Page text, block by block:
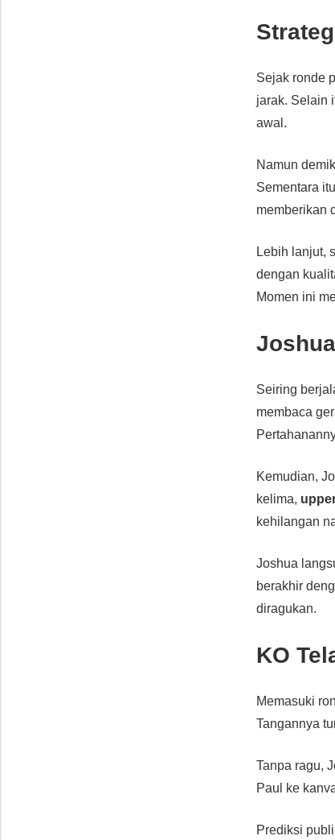
Sejak ronde
jarak. Selain
awal.
Namun
Sementara
memberikan
Lebih lanjut,
dengan
Momen ini
Seiring
membaca
Kemudian,
kelima,
kehilangan
Joshua
berakhir
diragukan.
KO
Memasuki
Tangannya
Tanpa ragu,
Paul ke
Prediksi